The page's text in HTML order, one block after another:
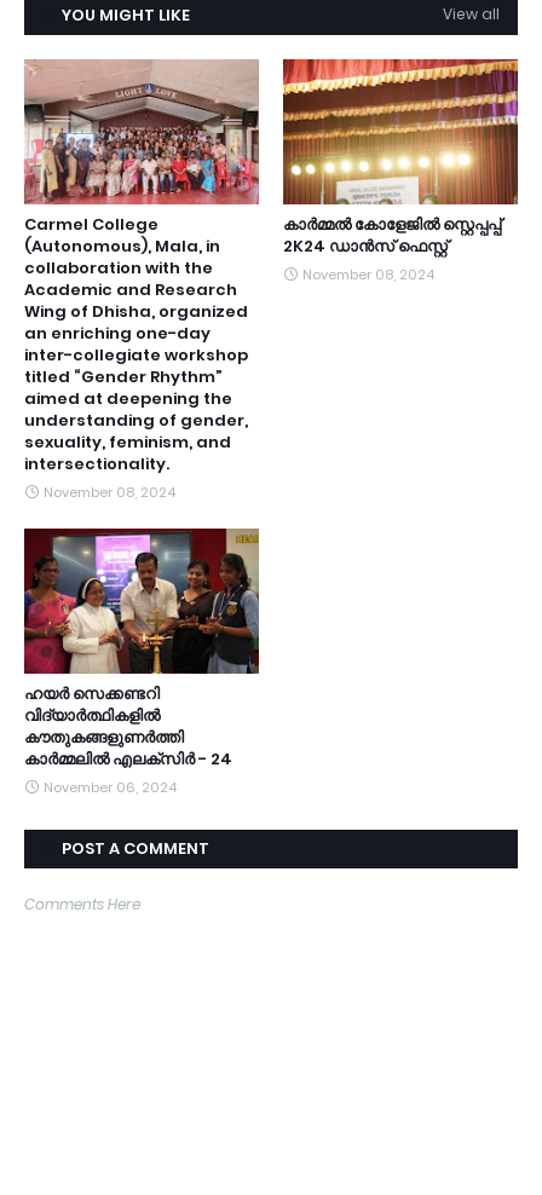
YOU MIGHT LIKE View all
Carmel College
(Autonomous), Mala, in
collaboration with the
Academic and Research
Wing of Dhisha, organized
an enriching one-day
inter-collegiate workshop
titled “Gender Rhythm”
aimed at deepening the
understanding of gender,
sexuality, feminism, and
intersectionality.
November 08, 2024
കാർമ്മൽ കോളേജിൽ സ്റ്റെപ്പപ്പ്
2K24 ഡാൻസ് ഫെസ്റ്റ്
November 08, 2024
ഹയർ സെക്കണ്ടറി
വിദ്യാർത്ഥികളിൽ
കൗതുകങ്ങളുണർത്തി
കാർമ്മലിൽ എലക്സിർ - 24
November 06, 2024
POST A COMMENT
Comments Here